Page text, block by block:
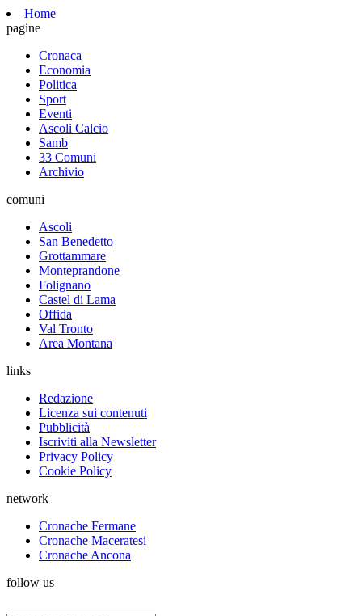
Home
pagine
Cronaca
Economia
Politica
Sport
Eventi
Ascoli Calcio
Samb
33 Comuni
Archivio
comuni
Ascoli
San Benedetto
Grottammare
Monteprandone
Folignano
Castel di Lama
Offida
Val Tronto
Area Montana
links
Redazione
Licenza sui contenuti
Pubblicità
Iscriviti alla Newsletter
Privacy Policy
Cookie Policy
network
Cronache Fermane
Cronache Maceratesi
Cronache Ancona
follow us